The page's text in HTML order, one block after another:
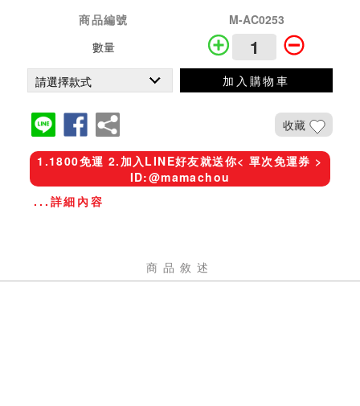
商品編號
M-AC0253
數量
加入購物車
收藏
1.1800免運 2.加入LINE好友就送你< 單次免運券 >
ID:@mamachou
...詳細內容
商品敘述